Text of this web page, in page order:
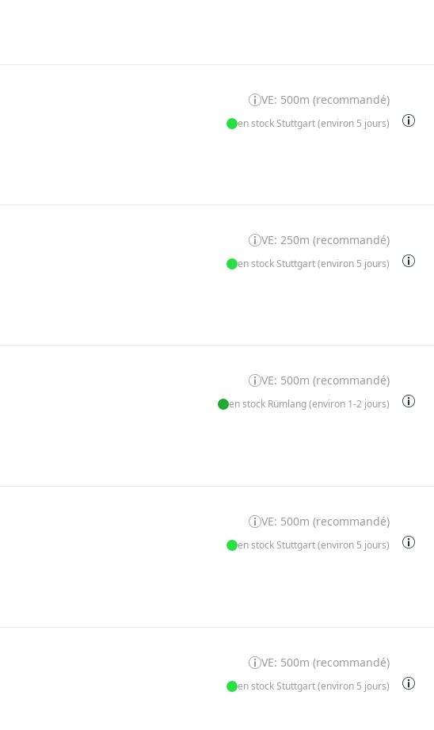
VE: 500m (recommandé)
en stock Stuttgart (environ 5 jours)
VE: 250m (recommandé)
en stock Stuttgart (environ 5 jours)
VE: 500m (recommandé)
en stock Rümlang (environ 1-2 jours)
VE: 500m (recommandé)
en stock Stuttgart (environ 5 jours)
VE: 500m (recommandé)
en stock Stuttgart (environ 5 jours)